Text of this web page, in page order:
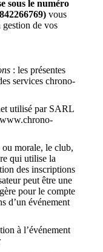
sous le numéro
vous
gestion de vos
: les présentes
services chrono-
utilisé par SARL
morale, le club,
qui utilise la
des inscriptions
peut être une
pour le compte
d’un événement
à l’événement